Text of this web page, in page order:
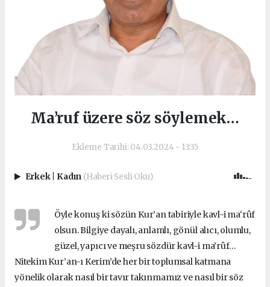
Ma’ruf üzere söz söylemek…
Ekleme Tarihi: 04.03.2024 - 13:35
Erkek Kadın (Haberi Sesli Oku)
Öyle konuş ki sözün Kur’an tabiriyle kavl-i ma‘rûf
olsun. Bilgiye dayalı, anlamlı, gönül alıcı, olumlu,
güzel, yapıcı ve meşru sözdür kavl-i ma’rûf…
Nitekim Kur’an-ı Kerim’de her bir toplumsal katmana
yönelik olarak nasıl bir tavır takınmamız ve nasıl bir söz